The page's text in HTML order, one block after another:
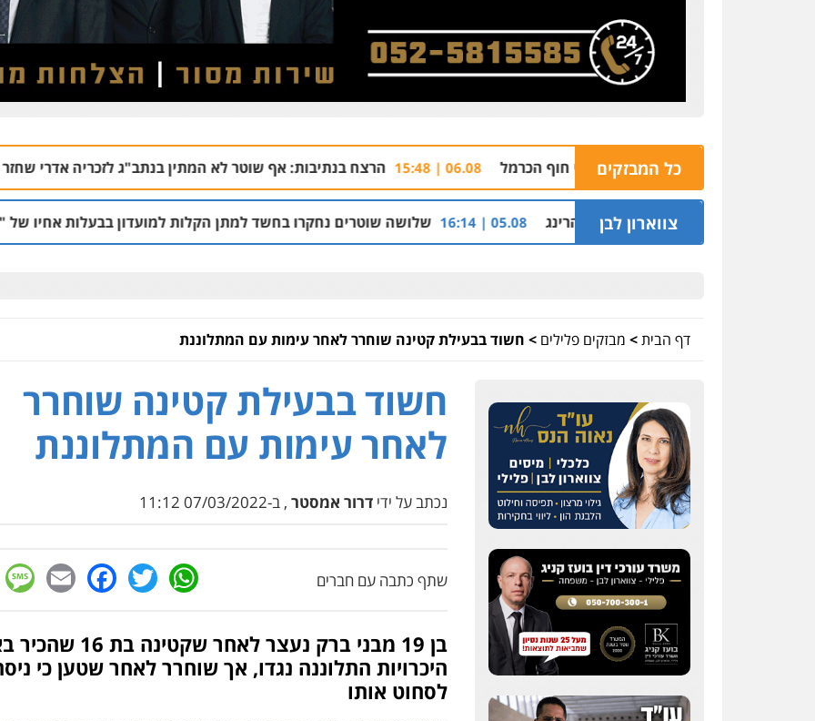
כל המבזקים
וחיפה במגדלי חוף הכרמל 06.08 | 15:48 הרצח בנתיבות: אף שוטר לא המתין בנתב"ג לזכריה אדרי שחזר לישראל 06.08 | 13:47
צווארון לבןשל משפחת הרינג 05.08 | 16:14 שלושה שוטרים נחקרו בחשד למתן הקלות למועדון בבעלות אחיו של "הצל" 05.08 | 12:03
דף הבית> מבזקים פלילים > חשוד בבעילת קטינה שוחרר לאחר עימות עם המתלוננת
חשוד בבעילת קטינה שוחרר
לאחר עימות עם המתלוננת
נכתב על ידי דרור אמסטר , ב-07/03/2022 11:12
שתף כתבה עם חברים WhatsApp
Twitter
בן 19 מבני ברק נעצר לאחר
היכרויות התלוננה נגדו, אך שוחרר לאחר שטען כי
לסחוט אותו